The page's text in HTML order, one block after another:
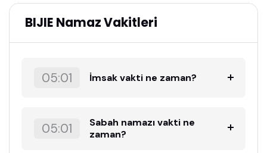
BIJIE Namaz Vakitleri
05:01 İmsak vakti ne zaman?
05:01
Sabah namazı vakti ne
zaman?